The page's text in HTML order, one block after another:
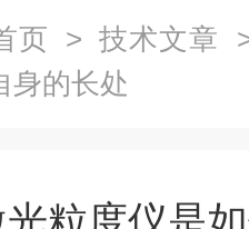
页 > 技术文章
身的长处